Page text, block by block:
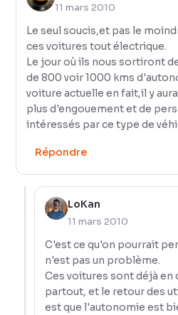
11 mars 2010
Le seul soucis,et pas le
ces voitures tout électrique.
Le jour où ils nous sortiront
de 800 voir 1000 kms
voiture actuelle en fait,il y
plus d'engouement et de
intéressés par ce type de
Répondre
LoKan
11 mars 2010
C'est ce qu'on pourrait
n'est pas un problème.
Ces voitures sont déjà en
partout, et le retour des
est que l'autonomie est